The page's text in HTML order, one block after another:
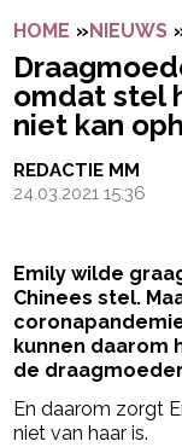
HOME »NIEUWS
omdat stel
niet kan
REDACTIE MM
24.03.2021 15:36
Emily wilde
Chinees stel.
kunnen daarom
de
En daarom zorgt
niet van haar is.